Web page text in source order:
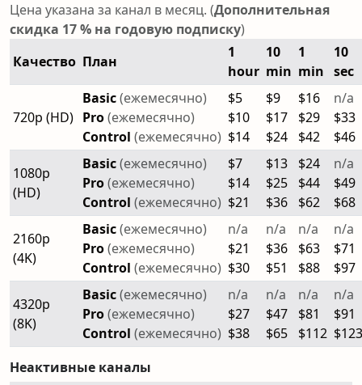
Цена указана за канал в месяц. (Дополнительная
скидка 17 % на годовую подписку)
Качество План
1
hour
10
min
1
min
10
sec
720p (HD)
Basic(ежемесячно)
Pro(ежемесячно)
Control (ежемесячно)
$5
$10
$14
$9
$17
$24
$16
$29
$42
n/a
$33
$46
1080p
(HD)
Basic(ежемесячно)
Pro(ежемесячно)
Control (ежемесячно)
$7
$14
$21
$13
$25
$36
$24
$44
$62
n/a
$49
$68
2160p
(4K)
Basic(ежемесячно)
Pro(ежемесячно)
Control (ежемесячно)
n/a
$21
$30
n/a
$36
$51
n/a
$63
$88
n/a
$71
$97
4320p
(8K)
Basic(ежемесячно)
Pro(ежемесячно)
Control (ежемесячно)
n/a
$27
$38
n/a
$47
$65
n/a
$81
$112
n/a
$91
$123
Неактивные каналы